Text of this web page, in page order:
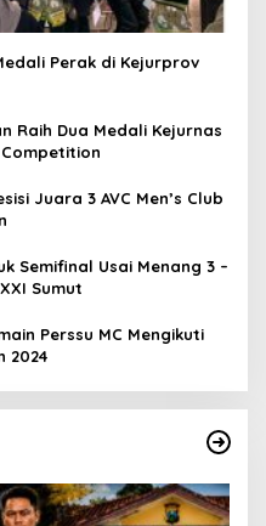
Perak di Kejurprov
Raih Dua Medali Kejurnas
Competition
Juara 3 AVC Men’s Club
Semifinal Usai Menang 3 –
Sumut
Perssu MC Mengikuti
2024